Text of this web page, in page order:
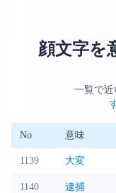
顔文字を
一覧で近
No 意味
1139 大変
1140 逮捕